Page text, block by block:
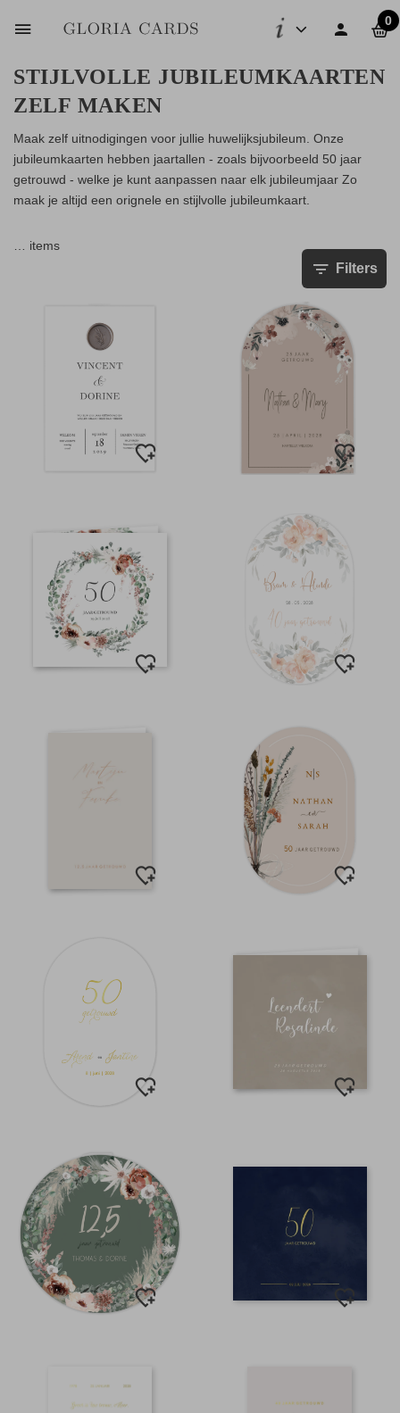
0
STIJLVOLLE JUBILEUMKAARTEN
ZELF MAKEN
Maak zelf uitnodigingen voor jullie huwelijksjubileum. Onze
jubileumkaarten hebben jaartallen - zoals bijvoorbeeld 50 jaar
getrouwd - welke je kunt aanpassen naar elk jubileumjaar Zo
maak je altijd een orignele en stijlvolle jubileumkaart.
items
Filters